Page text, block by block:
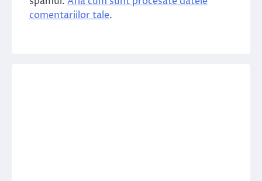
comentariilor tale.